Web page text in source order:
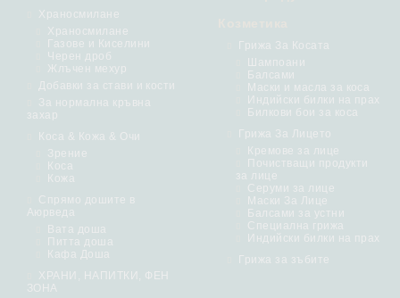
Храносмилане
Храносмилане
Газове и Киселини
Черен дроб
Жлъчен мехур
Добавки за стави и кости
За нормална кръвна
захар
Коса & Кожа & Очи
Зрение
Коса
Кожа
Спрямо дошите в
Аюрведа
Вата доша
Питта доша
Кафа Доша
ХРАНИ, НАПИТКИ, ФЕН
ЗОНА
Грижа За Косата
Шампоани
Балсами
Маски и масла за коса
Индийски билки на прах
Билкови бои за коса
Грижа За Лицето
Кремове за лице
Почистващи продукти
за лице
Серуми за лице
Маски За Лице
Балсами за устни
Специална грижа
Индийски билки на прах
Грижа за зъбите